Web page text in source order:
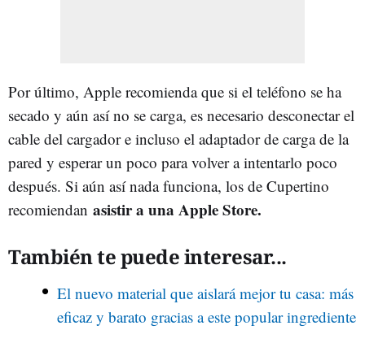
Por último, Apple recomienda que si el teléfono se ha
secado y aún así no se carga, es necesario desconectar el
cable del cargador e incluso el adaptador de carga de la
pared y esperar un poco para volver a intentarlo poco
después. Si aún así nada funciona, los de Cupertino
recomiendan asistir a una Apple Store.
También te puede interesar...
El nuevo material que aislará mejor tu casa: más
eficaz y barato gracias a este popular ingrediente